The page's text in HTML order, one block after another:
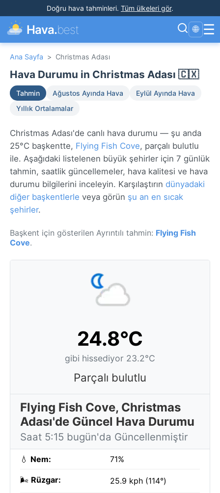
Doğru hava tahminleri. Tüm ülkeleri gör.
Hava.best 🌐 ☰
Ana Sayfa > Christmas Adası
Hava Durumu in Christmas Adası 🇨🇽
Tahmin Ağustos Ayında Hava
Eylül Ayında Hava
Yıllık Ortalamalar
Christmas Adası'de canlı hava durumu — şu anda
25°C başkentte, Flying Fish Cove, parçalı bulutlu
ile. Aşağıdaki listelenen büyük şehirler için 7 günlük
tahmin, saatlik güncellemeler, hava kalitesi ve hava
durumu bilgilerini inceleyin. Karşılaştırın dünyadaki
diğer başkentlerle veya görün şu an en sıcak
şehirler.
Başkent için gösterilen Ayrıntılı tahmin: Flying Fish
Cove.
24.8°C
gibi hissediyor 23.2°C
Parçalı bulutlu
Flying Fish Cove, Christmas
Adası'de Güncel Hava Durumu
Saat 5:15 bugün'da Güncellenmiştir
💧 Nem: 71%
🌬️ Rüzgar: 25.9 kph (114°)